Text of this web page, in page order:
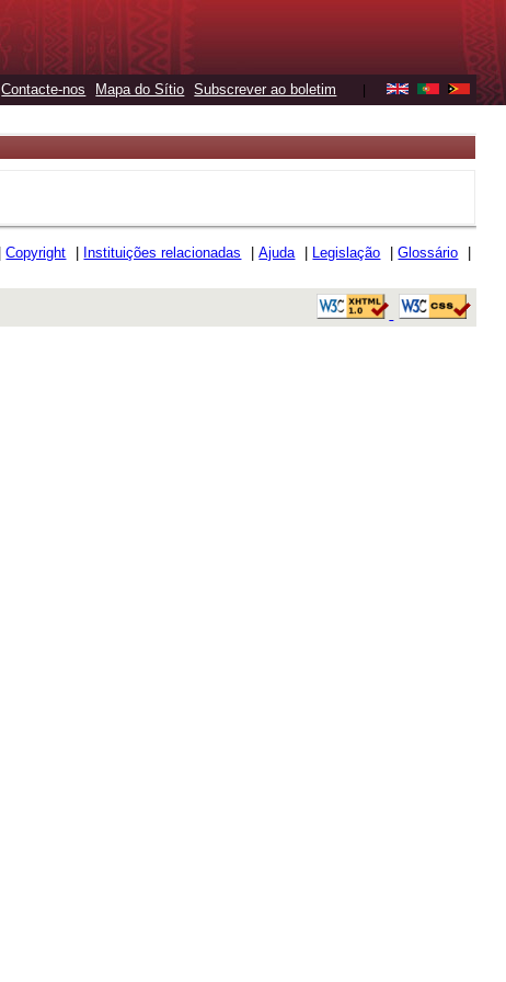
Contacte-nos Mapa do Sítio Subscrever ao boletim
|Copyright Instituições relacionadas |Ajuda Legislação |Glossário